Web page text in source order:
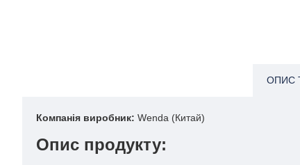
ОПИС
Компанія виробник: Wenda (Китай)
Опис продукту: